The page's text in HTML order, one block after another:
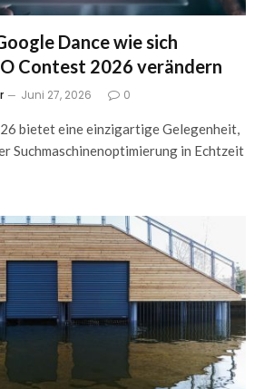
Dance wie sich
Contest 2026 verändern
Juni 27, 2026 0
bietet eine einzigartige Gelegenheit,
Suchmaschinenoptimierung in Echtzeit